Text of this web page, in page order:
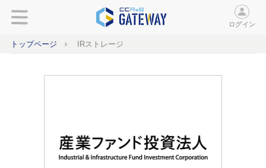
ログイン
トップページ IRストレージ